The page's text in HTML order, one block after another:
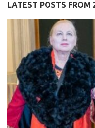
LATEST POSTS FROM